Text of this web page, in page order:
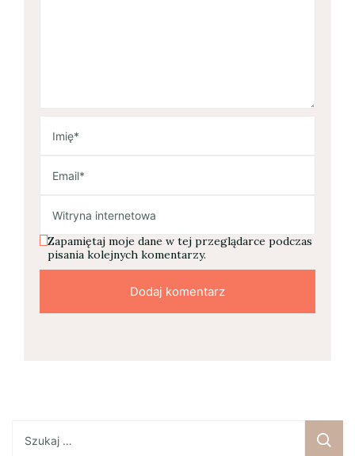
Zapamiętaj moje dane w tej przeglądarce podczas
pisania kolejnych komentarzy.